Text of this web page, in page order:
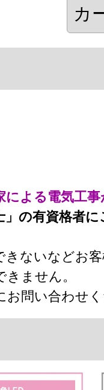
による電気工
」の有資格者
ないなどお
ません。
お問い合わせ